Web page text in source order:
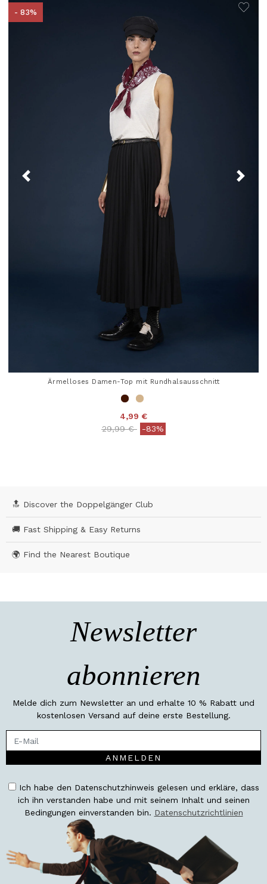
- 83%
Ärmelloses Damen-Top mit Rundhalsausschnitt
4,99 €
Price reduced from
29,99 €to-83%
🔝 Discover the Doppelgänger Club
🚚 Fast Shipping & Easy Returns
🌍 Find the Nearest Boutique
Newsletter
abonnieren
Melde dich zum Newsletter an und erhalte 10 % Rabatt und
kostenlosen Versand auf deine erste Bestellung.
ANMELDEN
Ich habe den Datenschutzhinweis gelesen und erkläre, dass
ich ihn verstanden habe und mit seinem Inhalt und seinen
Bedingungen einverstanden bin. Datenschutzrichtlinien